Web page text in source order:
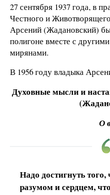
27 сентября 1937 года, в
Честного и
Арсений (Жадановский)
полигоне вместе с
мирянами.
В 1956 году владыка
Духовные мысли и
О
Надо достигнуть
разумом и сердцем,